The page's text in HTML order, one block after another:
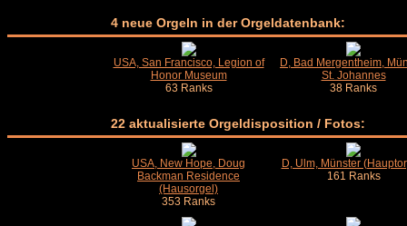
4 neue Orgeln in der Orgeldatenbank:
USA, San Francisco, Legion of
Honor Museum
63 Ranks
D, Bad Mergentheim,
St. Johannes
38 Ranks
22 aktualisierte Orgeldisposition / Fotos:
USA, New Hope, Doug
Backman Residence
(Hausorgel)
353 Ranks
D, Ulm, Münster
161 Ranks